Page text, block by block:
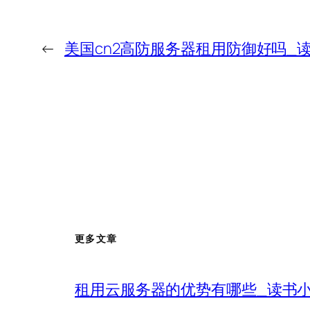
← 美国cn2高防服务器租用防御好吗_
更多文章
租用云服务器的优势有哪些_读书